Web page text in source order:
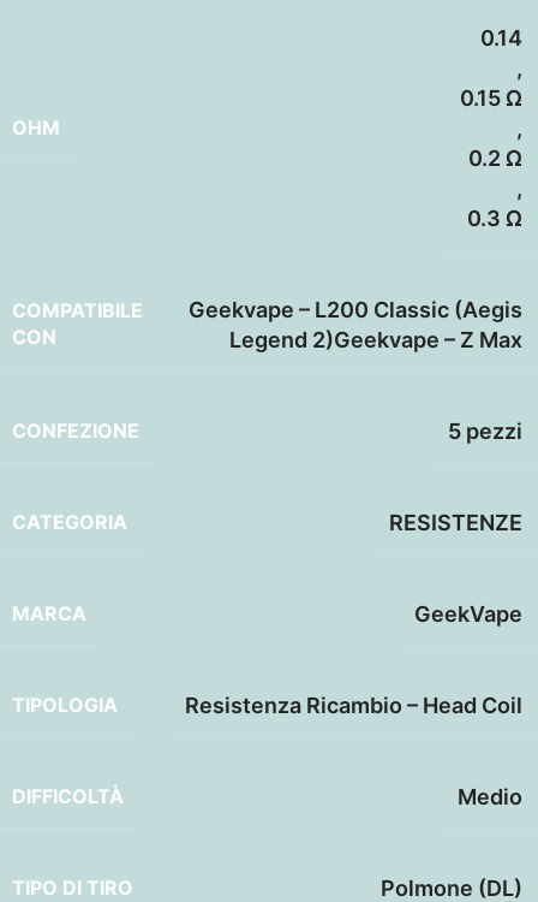
OHM
0.14
,
0.15 Ω
,
0.2 Ω
,
0.3 Ω
COMPATIBILE
CON
Geekvape – L200 Classic (Aegis
Legend 2)Geekvape – Z Max
CONFEZIONE 5 pezzi
CATEGORIA RESISTENZE
MARCA GeekVape
TIPOLOGIA Resistenza Ricambio – Head Coil
DIFFICOLTÀ Medio
TIPO DI TIRO Polmone (DL)